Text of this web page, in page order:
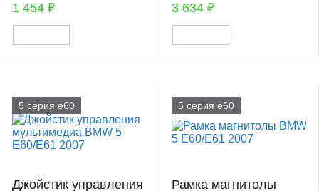
1 454 ₽
3 634 ₽
5 серия e60
Джойстик управления
5 серия e60
Рамка магнитолы